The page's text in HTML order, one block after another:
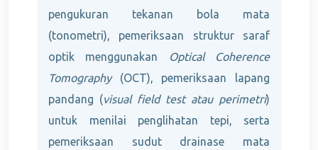
pengukuran tekanan bola mata
(tonometri), pemeriksaan struktur saraf
optik menggunakan
Optical Coherence
Tomography(OCT), pemeriksaan lapang
pandang (visual field test atau perimetri)
untuk menilai penglihatan tepi, serta
pemeriksaan sudut drainase mata